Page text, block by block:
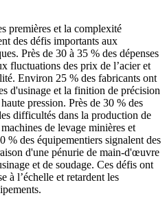
premières et la complexité
des défis importants aux
Près de 30 à 35 % des dépenses
fluctuations des prix de l’acier et
Environ 25 % des fabricants ont
d'usinage et la finition de précision
pression. Près de 30 % des
difficultés dans la production de
de levage minières et
% des équipementiers signalent des
d'une pénurie de main-d'œuvre
et de soudage. Ces défis ont
à l’échelle et retardent les